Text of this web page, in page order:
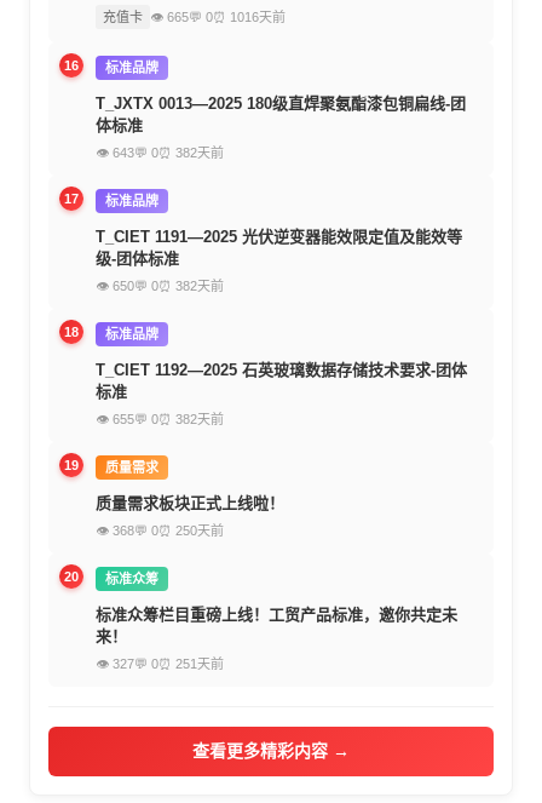
充值卡 👁 665💬 0⏰ 1016天前
16 标准品牌
T_JXTX 0013—2025 180级直焊聚氨酯漆包铜扁线-团
体标准
👁 643💬 0⏰ 382天前
17 标准品牌
T_CIET 1191—2025 光伏逆变器能效限定值及能效等
级-团体标准
👁 650💬 0⏰ 382天前
18 标准品牌
T_CIET 1192—2025 石英玻璃数据存储技术要求-团体
标准
👁 655💬 0⏰ 382天前
19 质量需求
质量需求板块正式上线啦！
👁 368💬 0⏰ 250天前
20 标准众筹
标准众筹栏目重磅上线！工贸产品标准，邀你共定未
来！
👁 327💬 0⏰ 251天前
查看更多精彩内容 →